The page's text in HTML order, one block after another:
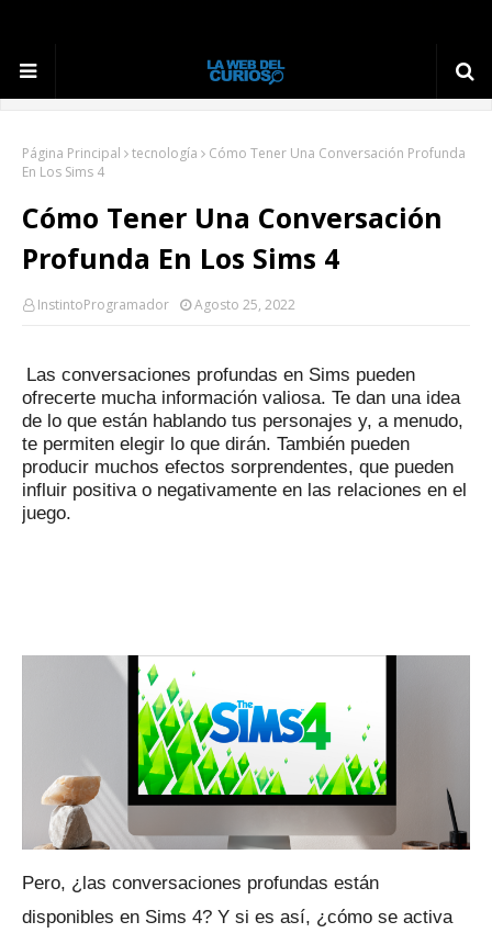
Página Principal tecnología
Cómo Tener Una Conversación Profunda
En Los Sims 4
Cómo Tener Una Conversación
Profunda En Los Sims 4
InstintoProgramador Agosto 25, 2022
Las conversaciones profundas en Sims pueden
ofrecerte mucha información valiosa. Te dan una idea
de lo que están hablando tus personajes y, a menudo,
te permiten elegir lo que dirán. También pueden
producir muchos efectos sorprendentes, que pueden
influir positiva o negativamente en las relaciones en el
juego.
Pero, ¿las conversaciones profundas están
disponibles en Sims 4? Y si es así, ¿cómo se activa